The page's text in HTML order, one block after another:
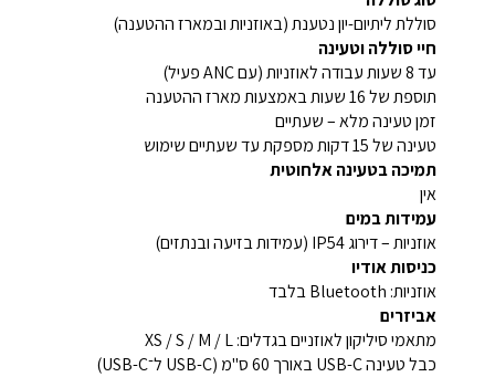
סוללת ליתיום-יון נטענת (באוזניות ובמארז ההטענה)
חיי סוללה וטעינה
עד 8 שעות עבודה לאוזניות (עם ANC פעיל)
תוספת של 16 שעות באמצעות מארז ההטענה
זמן טעינה מלא – שעתיים
טעינה של 15 דקות מספקת עד שעתיים שימוש
תמיכה בטעינה אלחוטית
אין
עמידות במים
אוזניות – דירוג IP54 (עמידות בזיעה ובנתזים)
כניסות אודיו
אוזניות: Bluetooth בלבד
אביזרים
מתאמי סיליקון לאוזניים בגדלים: XS / S / M / L
כבל טעינה USB-C באורך 60 ס"מ (USB-C ל־USB-C)